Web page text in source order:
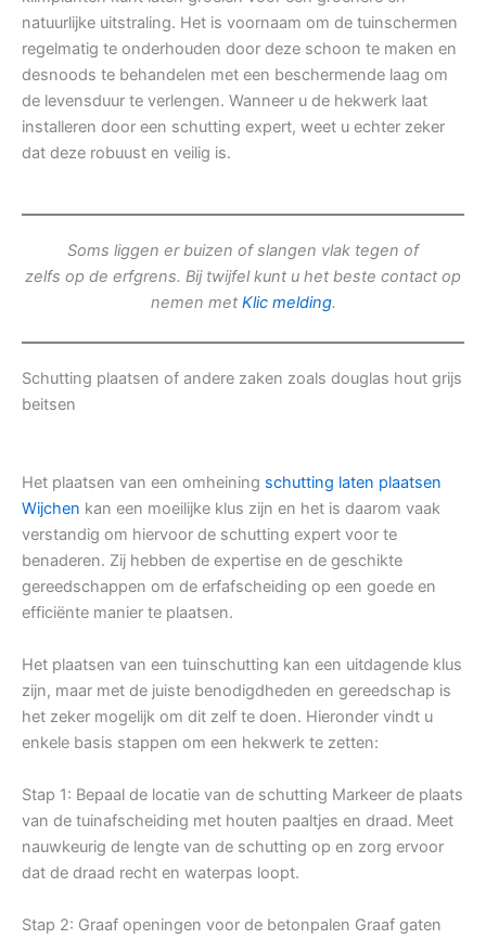
natuurlijke uitstraling. Het is voornaam om de tuinschermen
regelmatig te onderhouden door deze schoon te maken en
desnoods te behandelen met een beschermende laag om
de levensduur te verlengen. Wanneer u de hekwerk laat
installeren door een schutting expert, weet u echter zeker
dat deze robuust en veilig is.
Soms liggen er buizen of slangen vlak tegen of
zelfs op de erfgrens. Bij twijfel kunt u het beste contact op
nemen met Klic melding.
Schutting plaatsen of andere zaken zoals douglas hout grijs
beitsen
Het plaatsen van een omheining schutting laten plaatsen
Wijchen kan een moeilijke klus zijn en het is daarom vaak
verstandig om hiervoor de schutting expert voor te
benaderen. Zij hebben de expertise en de geschikte
gereedschappen om de erfafscheiding op een goede en
efficiënte manier te plaatsen.
Het plaatsen van een tuinschutting kan een uitdagende klus
zijn, maar met de juiste benodigdheden en gereedschap is
het zeker mogelijk om dit zelf te doen. Hieronder vindt u
enkele basis stappen om een hekwerk te zetten:
Stap 1: Bepaal de locatie van de schutting Markeer de plaats
van de tuinafscheiding met houten paaltjes en draad. Meet
nauwkeurig de lengte van de schutting op en zorg ervoor
dat de draad recht en waterpas loopt.
Stap 2: Graaf openingen voor de betonpalen Graaf gaten